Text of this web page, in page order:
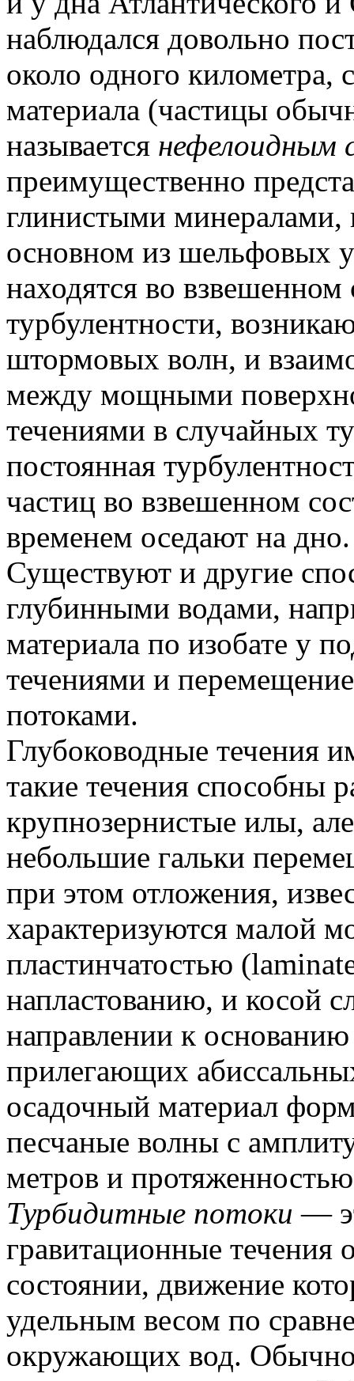
наблюдался довольно
около одного километра,
материала (частицы
называется нефелоидным
преимущественно
глинистыми минералами,
основном из шельфовых
находятся во взвешенном
турбулентности,
штормовых волн, и
между мощными
течениями в случайных
постоянная
частиц во взвешенном
временем оседают на дно.
Существуют и другие
глубинными водами,
материала по изобате у
течениями и
потоками.
Глубоководные течения
такие течения способны
крупнозернистые илы,
небольшие гальки
при этом отложения,
характеризуются малой
пластинчатостью
напластованию, и косой
направлении к
прилегающих
осадочный материал
песчаные волны с
метров и
Турбидитные потоки —
гравитационные течения
состоянии, движение
удельным весом по
окружающих вод. Обычно